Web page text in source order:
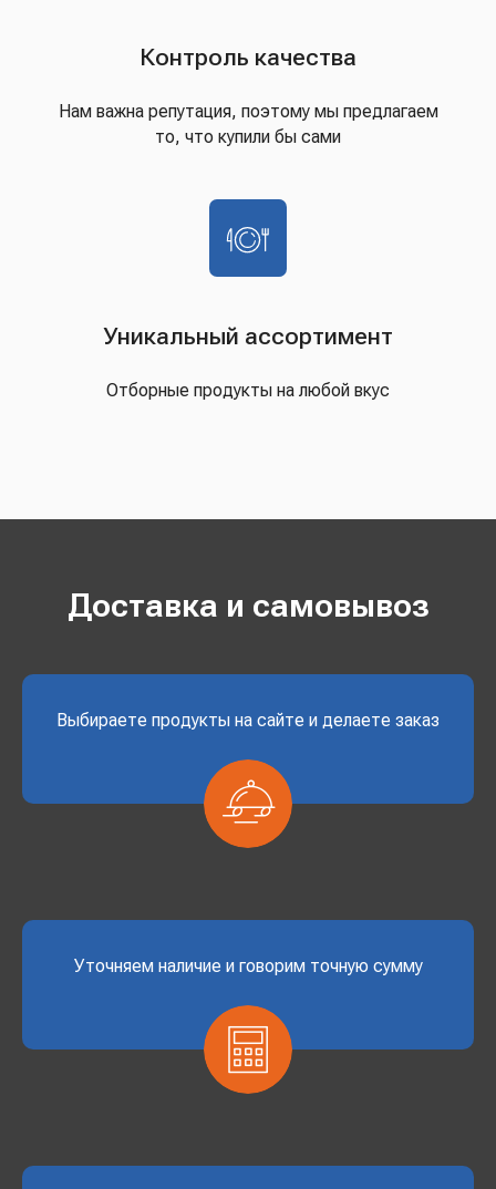
Контроль качества
Нам важна репутация, поэтому мы предлагаем
то, что купили бы сами
Уникальный ассортимент
Отборные продукты на любой вкус
Доставка и самовывоз
Выбираете продукты на сайте и делаете заказ
Уточняем наличие и говорим точную сумму